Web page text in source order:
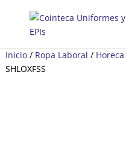
Inicio / Ropa Laboral / Horeca
SHLOXFSS